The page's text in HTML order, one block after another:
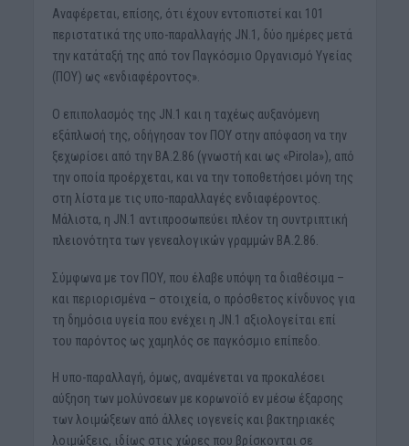
Αναφέρεται, επίσης, ότι έχουν εντοπιστεί και 101
περιστατικά της υπο-παραλλαγής JN.1, δύο ημέρες μετά
την κατάταξή της από τον Παγκόσμιο Οργανισμό Υγείας
(ΠΟΥ) ως «ενδιαφέροντος».
Ο επιπολασμός της JN.1 και η ταχέως αυξανόμενη
εξάπλωσή της, οδήγησαν τον ΠΟΥ στην απόφαση να την
ξεχωρίσει από την ΒΑ.2.86 (γνωστή και ως «Pirola»), από
την οποία προέρχεται, και να την τοποθετήσει μόνη της
στη λίστα με τις υπο-παραλλαγές ενδιαφέροντος.
Μάλιστα, η JN.1 αντιπροσωπεύει πλέον τη συντριπτική
πλειονότητα των γενεαλογικών γραμμών BA.2.86.
Σύμφωνα με τον ΠΟΥ, που έλαβε υπόψη τα διαθέσιμα –
και περιορισμένα – στοιχεία, ο πρόσθετος κίνδυνος για
τη δημόσια υγεία που ενέχει η JN.1 αξιολογείται επί
του παρόντος ως χαμηλός σε παγκόσμιο επίπεδο.
Η υπο-παραλλαγή, όμως, αναμένεται να προκαλέσει
αύξηση των μολύνσεων με κορωνοϊό εν μέσω έξαρσης
των λοιμώξεων από άλλες ιογενείς και βακτηριακές
λοιμώξεις, ιδίως στις χώρες που βρίσκονται σε